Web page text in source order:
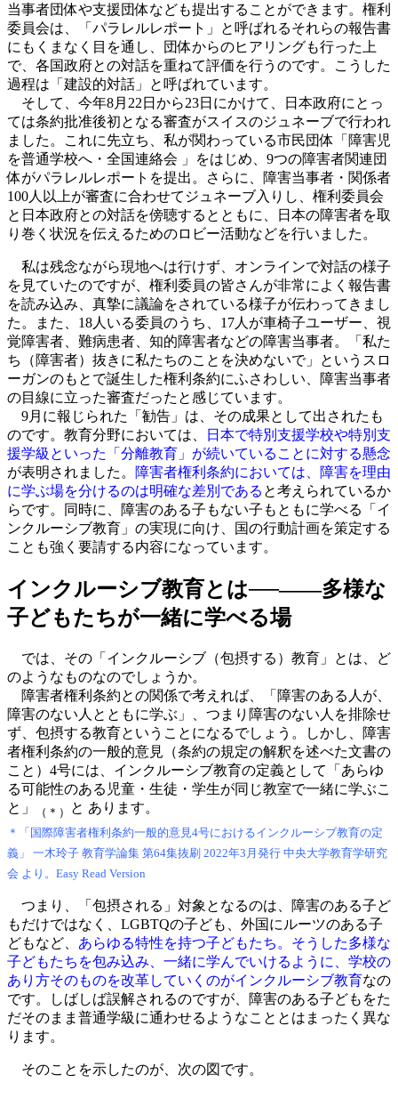
当事者団体や支援団体なども提出することができます。権利
委員会は、「パラレルレポート」と呼ばれるそれらの報告書
にもくまなく目を通し、団体からのヒアリングも行った上
で、各国政府との対話を重ねて評価を行うのです。こうした
過程は「建設的対話」と呼ばれています。
そして、今年8月22日から23日にかけて、日本政府にとっ
ては条約批准後初となる審査がスイスのジュネーブで行われ
ました。これに先立ち、私が関わっている市民団体「障害児
を普通学校へ・全国連絡会 」をはじめ、9つの障害者関連団
体がパラレルレポートを提出。さらに、障害当事者・関係者
100人以上が審査に合わせてジュネーブ入りし、権利委員会
と日本政府との対話を傍聴するとともに、日本の障害者を取
り巻く状況を伝えるためのロビー活動などを行いました。
私は残念ながら現地へは行けず、オンラインで対話の様子
を見ていたのですが、権利委員の皆さんが非常によく報告書
を読み込み、真摯に議論をされている様子が伝わってきまし
た。また、18人いる委員のうち、17人が車椅子ユーザー、視
覚障害者、難病患者、知的障害者などの障害当事者。「私た
ち（障害者）抜きに私たちのことを決めないで」というスロ
ーガンのもとで誕生した権利条約にふさわしい、障害当事者
の目線に立った審査だったと感じています。
9月に報じられた「勧告」は、その成果として出されたも
のです。教育分野においては、
日本で特別支援学校や特別支
援学級といった「分離教育」が続いていることに対する懸念
が表明されました。 障害者権利条約においては、障害を理由
に学ぶ場を分けるのは明確な差別である と考えられているか
らです。同時に、障害のある子もない子もともに学べる「イ
ンクルーシブ教育」の実現に向け、国の行動計画を策定する
ことも強く要請する内容になっています。
インクルーシブ教育とは──――多様な
子どもたちが一緒に学べる場
では、その「インクルーシブ（包摂する）教育」とは、ど
のようなものなのでしょうか。
障害者権利条約との関係で考えれば、「障害のある人が、
障害のない人とともに学ぶ」、つまり障害のない人を排除せ
ず、包摂する教育ということになるでしょう。しかし、障害
者権利条約の一般的意見（条約の規定の解釈を述べた文書の
こと）4号には、インクルーシブ教育の定義として「あらゆ
る可能性のある児童・生徒・学生が同じ教室で一緒に学ぶこ
と」
（＊） と あります。
＊「国際障害者権利条約一般的意見4号におけるインクルーシブ教育の定
義」 一木玲子 教育学論集 第64集抜刷 2022年3月発行 中央大学教育学研究
会 より。Easy Read Version
つまり、「包摂される」対象となるのは、障害のある子ど
もだけではなく、LGBTQの子ども、外国にルーツのある子
どもなど、 あらゆる特性を持つ子どもたち。そうした多様な
子どもたちを包み込み、一緒に学んでいけるように、学校の
あり方そのものを改革していくのがインクルーシブ教育なの
です。しばしば誤解されるのですが、障害のある子どもをた
だそのまま普通学級に通わせるようなこととはまったく異な
ります。
そのことを示したのが、次の図です。